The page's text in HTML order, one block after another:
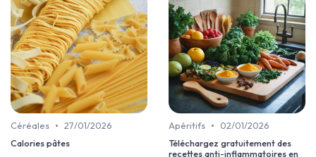
Céréales • 27/01/2026
Calories pâtes
Apéritifs •
02/01/2026
Téléchargez gratuitement des
recettes anti-inflammatoires en